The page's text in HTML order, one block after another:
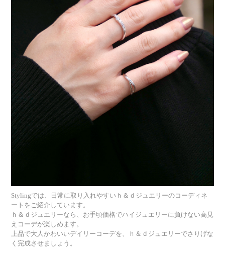
｜
Silver
Bling-
bling
高
見
え
Stylingでは、日常に取り入れやすいｈ＆ｄジュエリーのコーディネ
ートをご紹介しています。
ｈ＆ｄジュエリーなら、お手頃価格でハイジュエリーに負けない高見
えコーデが楽しめます。
上品で大人かわいいデイリーコーデを、ｈ＆ｄジュエリーでさりげな
く完成させましょう。